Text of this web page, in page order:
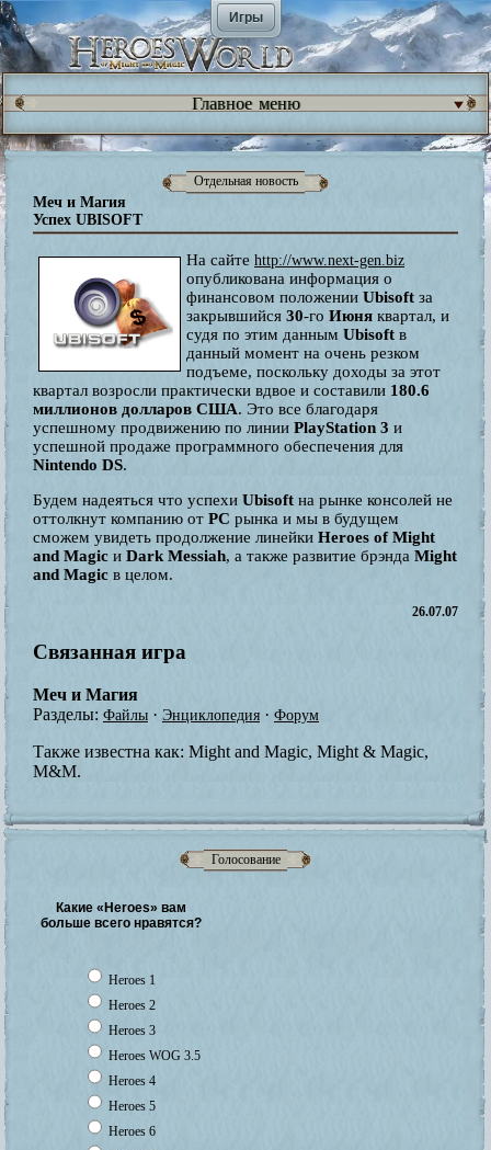
Игры
Голосование
Какие «Heroes» вам
больше всего нравятся?
Heroes 1
Heroes 2
Heroes 3
Heroes WOG 3.5
Heroes 4
Heroes 5
Heroes 6
Главное меню
Отдельная новость
Меч и Магия
Успех UBISOFT
На сайте http://www.next-gen.biz
опубликована информация о
финансовом положении Ubisoft за
закрывшийся 30-го Июня квартал, и
судя по этим данным Ubisoft в
данный момент на очень резком
подъеме, поскольку доходы за этот
квартал возросли практически вдвое и составили 180.6
миллионов долларов США. Это все благодаря
успешному продвижению по линии PlayStation 3 и
успешной продаже программного обеспечения для
Nintendo DS.
Будем надеяться что успехи Ubisoft на рынке консолей не
оттолкнут компанию от PC рынка и мы в будущем
сможем увидеть продолжение линейки Heroes of Might
and Magic и Dark Messiah, а также развитие брэнда Might
and Magic в целом.
26.07.07
Связанная игра
Меч и Магия
Разделы: Файлы · Энциклопедия · Форум
Также известна как: Might and Magic, Might & Magic,
M&M.